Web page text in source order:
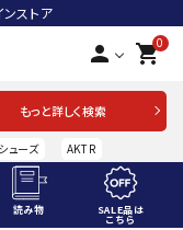
ストア
person 0
shopping_cart
もっと詳しく検索
ューズ AKTR
読み物 SALE品は
こちら